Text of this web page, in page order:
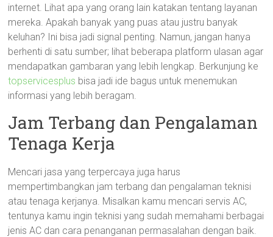
internet. Lihat apa yang orang lain katakan tentang layanan
mereka. Apakah banyak yang puas atau justru banyak
keluhan? Ini bisa jadi signal penting. Namun, jangan hanya
berhenti di satu sumber; lihat beberapa platform ulasan agar
mendapatkan gambaran yang lebih lengkap. Berkunjung ke
topservicesplus bisa jadi ide bagus untuk menemukan
informasi yang lebih beragam.
Jam Terbang dan Pengalaman
Tenaga Kerja
Mencari jasa yang terpercaya juga harus
mempertimbangkan jam terbang dan pengalaman teknisi
atau tenaga kerjanya. Misalkan kamu mencari servis AC,
tentunya kamu ingin teknisi yang sudah memahami berbagai
jenis AC dan cara penanganan permasalahan dengan baik.